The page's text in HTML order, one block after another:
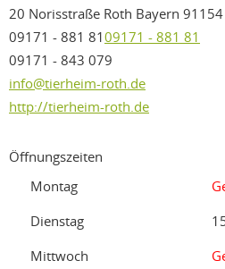
20 Norisstraße Roth Bayern 91154
09171 - 881 8109171 - 881 81
09171 - 843 079
info@tierheim-roth.de
http://tierheim-roth.de
Öffnungszeiten
Montag
Dienstag
Mittwoch